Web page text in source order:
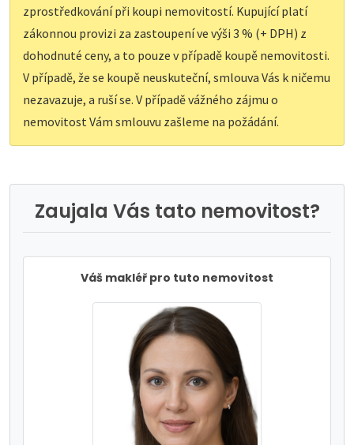
zprostředkování při koupi nemovitostí. Kupující platí
zákonnou provizi za zastoupení ve výši 3 % (+ DPH) z
dohodnuté ceny, a to pouze v případě koupě nemovitosti.
V případě, že se koupě neuskuteční, smlouva Vás k ničemu
nezavazuje, a ruší se. V případě vážného zájmu o
nemovitost Vám smlouvu zašleme na požádání.
Zaujala Vás tato nemovitost?
Váš makléř pro tuto nemovitost